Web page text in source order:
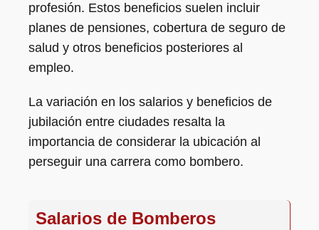
profesión. Estos beneficios suelen incluir
planes de pensiones, cobertura de seguro de
salud y otros beneficios posteriores al
empleo.
La variación en los salarios y beneficios de
jubilación entre ciudades resalta la
importancia de considerar la ubicación al
perseguir una carrera como bombero.
Salarios de Bomberos